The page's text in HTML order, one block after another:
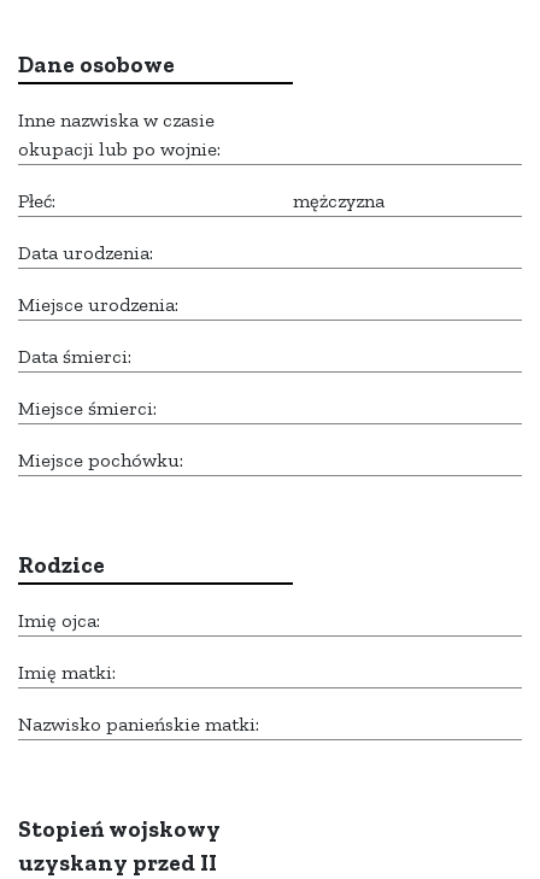
Dane osobowe
Inne nazwiska w czasie
okupacji lub po wojnie:
Płeć: mężczyzna
Data urodzenia:
Miejsce urodzenia:
Data śmierci:
Miejsce śmierci:
Miejsce pochówku:
Rodzice
Imię ojca:
Imię matki:
Nazwisko panieńskie matki:
Stopień wojskowy
uzyskany przed II